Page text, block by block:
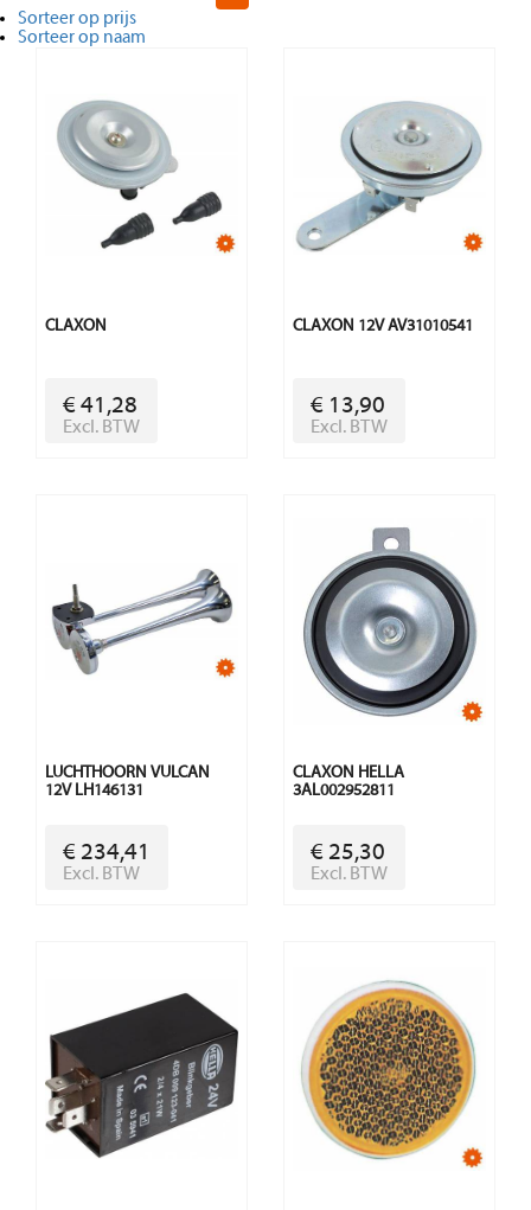
Sorteer op prijs
Sorteer op naam
CLAXON
€ 41,28
Excl. BTW
CLAXON 12V AV31010541
€ 13,90
Excl. BTW
LUCHTHOORN VULCAN
12V LH146131
€ 234,41
Excl. BTW
CLAXON HELLA
3AL002952811
€ 25,30
Excl. BTW